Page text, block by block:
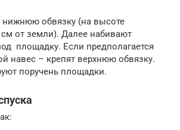
нижнюю обвязку (на высоте
от земли). Далее набивают
площадку. Если предполагается
навес – крепят верхнюю обвязку.
поручень площадки.